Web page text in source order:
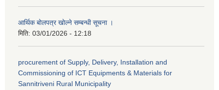
आर्थिक बोलपत्र खोल्ने सम्बन्धी सूचना ।
मिति: 03/01/2026 - 12:18
procurement of Supply, Delivery, Installation and
Commissioning of ICT Equipments & Materials for
Sannitriveni Rural Municipality